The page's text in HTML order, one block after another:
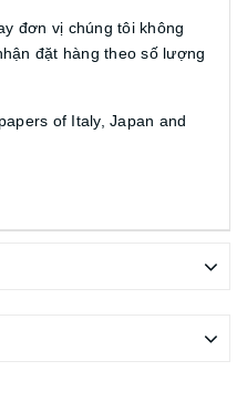
đơn vị chúng tôi không
đặt hàng theo số lượng
of Italy, Japan and